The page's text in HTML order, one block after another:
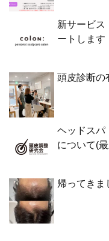
新サービス
ートします
頭皮診断の
ヘッドスパ
について(
帰ってきま